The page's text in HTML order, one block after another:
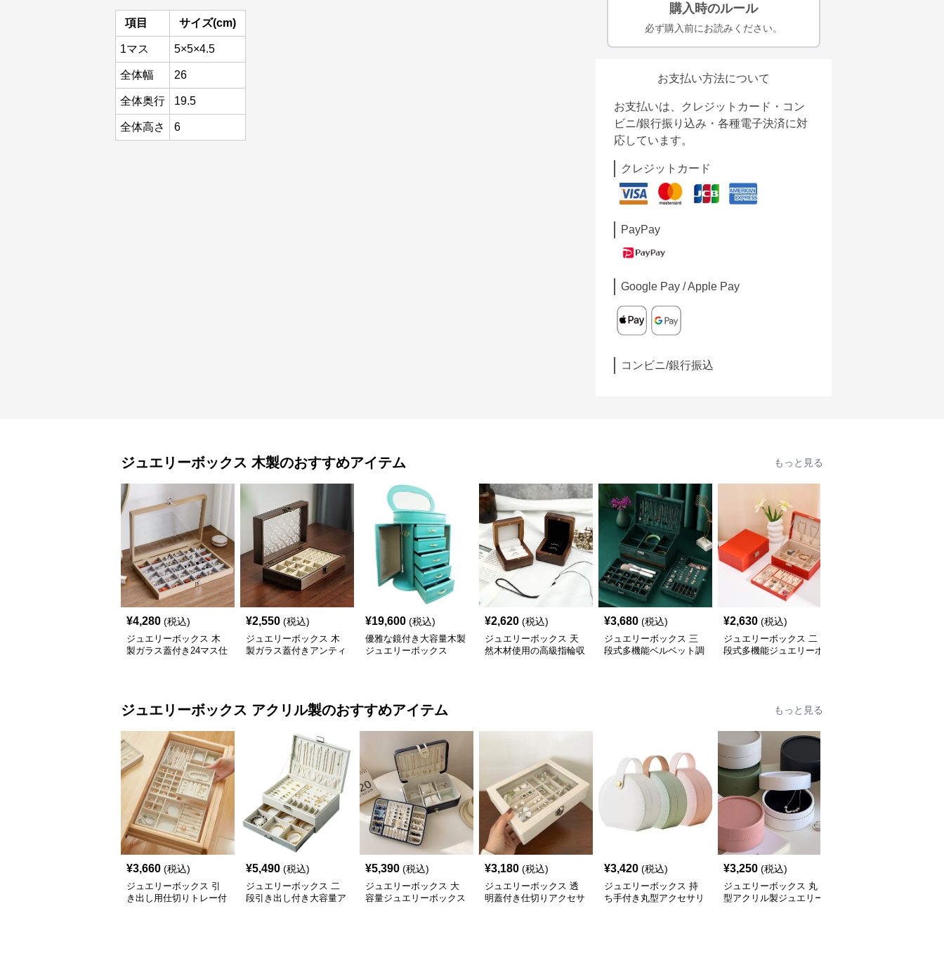
項目 サイズ(cm)
1マス 5×5×4.5
全体幅 26
全体奥行 19.5
全体高さ 6
購入時のルール
必ず購入前にお読みください。
お支払い方法について
お支払いは、クレジットカード・コン
ビニ/銀行振り込み・各種電子決済に対
応しています。
クレジットカード
PayPay
Google Pay / Apple Pay
コンビニ/銀行振込
ジュエリーボックス 木製のおすすめアイテム もっと見る
¥4,280 (税込)
ジュエリーボックス 木
製ガラス蓋付き24マス仕
¥2,550 (税込)
ジュエリーボックス 木
製ガラス蓋付きアンティ
¥19,600 (税込)
優雅な鏡付き大容量木製
ジュエリーボックス
¥2,620 (税込)
ジュエリーボックス 天
然木材使用の高級指輪収
¥3,680 (税込)
ジュエリーボックス 三
段式多機能ベルベット調
¥2,630 (税込)
ジュエリーボックス 二
段式多機能ジュエリーボ
ジュエリーボックス アクリル製のおすすめアイテム もっと見る
¥3,660 (税込)
ジュエリーボックス 引
き出し用仕切りトレー付
¥5,490 (税込)
ジュエリーボックス 二
段引き出し付き大容量ア
¥5,390 (税込)
ジュエリーボックス 大
容量ジュエリーボックス
¥3,180 (税込)
ジュエリーボックス 透
明蓋付き仕切りアクセサ
¥3,420 (税込)
ジュエリーボックス 持
ち手付き丸型アクセサリ
¥3,250 (税込)
ジュエリーボックス 丸
型アクリル製ジュエリー